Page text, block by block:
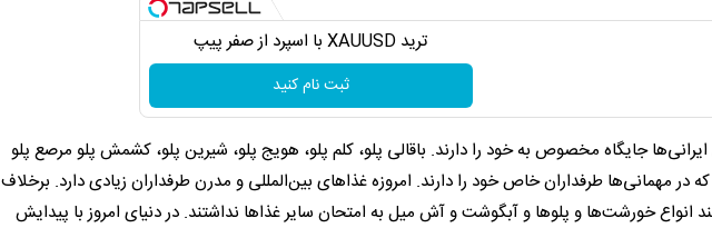
ترید XAUUSD با اسپرد از صفر پیپ
ثبت نام کنید
جایگاه مخصوص به خود را دارند. باقالی پلو، کلم پلو، هویج پلو، شیرین پلو، کشمش پلو مرصع پلو
در مهمانی‌ها طرفداران خاص خود را دارند. امروزه غذاهای بین‌المللی و مدرن طرفداران زیادی دارد. برخلاف
انواع خورشت‌ها و پلوها و آبگوشت و آش میل به امتحان سایر غذاها نداشتند. در دنیای امروز با پیدایش